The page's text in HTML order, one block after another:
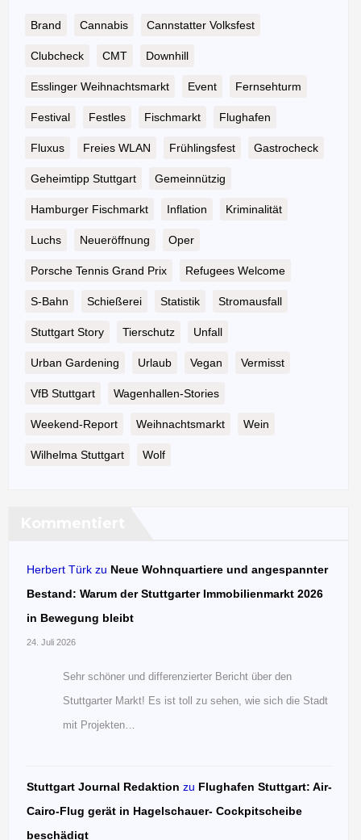
Brand Cannabis Cannstatter Volksfest
Clubcheck CMT Downhill
Esslinger Weihnachtsmarkt Event Fernsehturm
Festival Festles Fischmarkt Flughafen
Fluxus Freies WLAN Frühlingsfest Gastrocheck
Geheimtipp Stuttgart Gemeinnützig
Hamburger Fischmarkt Inflation Kriminalität
Luchs Neueröffnung Oper
Porsche Tennis Grand Prix Refugees Welcome
S-Bahn Schießerei Statistik Stromausfall
Stuttgart Story Tierschutz Unfall
Urban Gardening Urlaub Vegan Vermisst
VfB Stuttgart Wagenhallen-Stories
Weekend-Report Weihnachtsmarkt Wein
Wilhelma Stuttgart Wolf
Herbert Türk zu Neue Wohnquartiere und angespannter
Bestand: Warum der Stuttgarter Immobilienmarkt 2026
in Bewegung bleibt
24. Juli 2026
Sehr schöner und differenzierter Bericht über den
Stuttgarter Markt! Es ist toll zu sehen, wie sich die Stadt
mit Projekten…
Stuttgart Journal Redaktion zu Flughafen Stuttgart: Air-
Cairo-Flug gerät in Hagelschauer- Cockpitscheibe
beschädigt